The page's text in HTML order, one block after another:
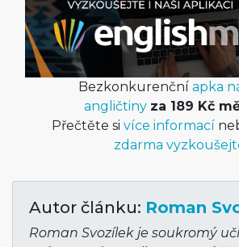
Bezkonkurenční apka
angličtiny za 189 Kč
Přečtěte si více informací
zdarma
Autor článku: Roman
Roman Svozílek je soukromý